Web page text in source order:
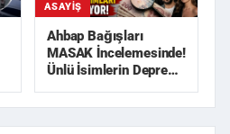
ASAYIŞ
Ahbap Bağışları
MASAK İncelemesinde!
Ünlü İsimlerin Deprem